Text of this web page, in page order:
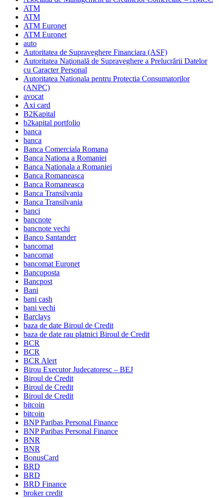
ATM
ATM
ATM Euronet
ATM Euronet
auto
Autoritatea de Supraveghere Financiara (ASF)
Autoritatea Naţională de Supraveghere a Prelucrării Datelor
cu Caracter Personal
Autoritatea Nationala pentru Protectia Consumatorilor
(ANPC)
avocat
Axi card
B2Kapital
b2kapital portfolio
banca
banca
Banca Comerciala Romana
Banca Nationa a Romaniei
Banca Nationala a Romaniei
Banca Romaneasca
Banca Romaneasca
Banca Transilvania
Banca Transilvania
banci
bancnote
bancnote vechi
Banco Santander
bancomat
bancomat
bancomat Euronet
Bancoposta
Bancpost
Bani
bani cash
bani vechi
Barclays
baza de date Biroul de Credit
baza de date rau platnici Biroul de Credit
BCR
BCR
BCR Alert
Birou Executor Judecatoresc – BEJ
Biroul de Credit
Biroul de Credit
Biroul de Credit
bitcoin
bitcoin
BNP Paribas Personal Finance
BNP Paribas Personal Finance
BNR
BNR
BonusCard
BRD
BRD
BRD Finance
broker credit